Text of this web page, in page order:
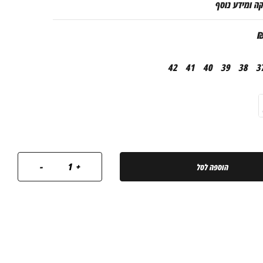
38
39
40
41
42
+
שיקמה
- ‫הוספה לסל‬
ומידע נוסף